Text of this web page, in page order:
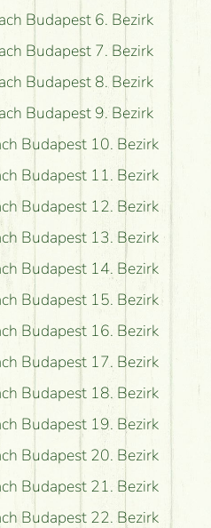
Budapest 6. Bezirk
Budapest 7. Bezirk
Budapest 8. Bezirk
Budapest 9. Bezirk
Budapest 10. Bezirk
Budapest 11. Bezirk
Budapest 12. Bezirk
Budapest 13. Bezirk
Budapest 14. Bezirk
Budapest 15. Bezirk
Budapest 16. Bezirk
Budapest 17. Bezirk
Budapest 18. Bezirk
Budapest 19. Bezirk
Budapest 20. Bezirk
Budapest 21. Bezirk
Budapest 22. Bezirk